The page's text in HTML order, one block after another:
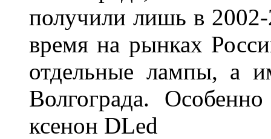
получили лишь в
время на рынках
отдельные лампы, а
Волгограда.
ксенон DLed